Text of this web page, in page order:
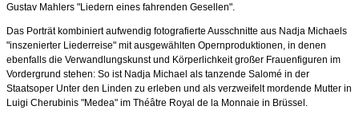
Gustav Mahlers "Liedern eines fahrenden Gesellen".
Das Porträt kombiniert aufwendig fotografierte Ausschnitte aus Nadja Michaels
"inszenierter Liederreise" mit ausgewählten Opernproduktionen, in denen
ebenfalls die Verwandlungskunst und Körperlichkeit großer Frauenfiguren im
Vordergrund stehen: So ist Nadja Michael als tanzende Salomé in der
Staatsoper Unter den Linden zu erleben und als verzweifelt mordende Mutter in
Luigi Cherubinis "Medea" im Théâtre Royal de la Monnaie in Brüssel.